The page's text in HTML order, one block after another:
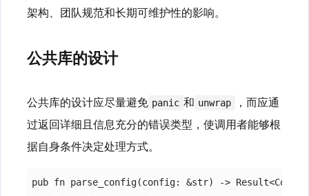
架构、团队规范和长期可维护性的影响。
公共库的设计
公共库的设计应尽量避免 panic 和 unwrap
，而应通
过返回详细且信息充分的错误类型，使调用者能够根
据自身条件决定处理方式。
pub fn parse_config(config: &str) ->